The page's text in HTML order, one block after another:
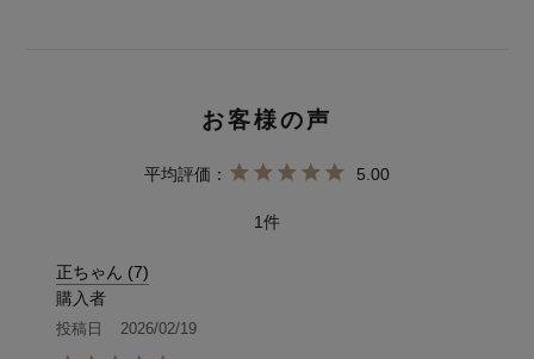
5.00
1
正ちゃん 7
購入者
投稿日 2026/02/19